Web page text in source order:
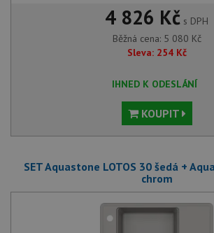
4 826 Kč s DPH
Běžná cena: 5 080 Kč
Sleva: 254 Kč
IHNED K ODESLÁNÍ
KOUPIT
SET Aquastone LOTOS 30 šedá +
chrom